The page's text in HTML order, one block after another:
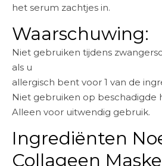
het serum zachtjes in.
Waarschuwing:
Niet gebruiken tijdens
als u
allergisch bent voor 1 van de
Niet gebruiken op beschadigde
Alleen voor uitwendig gebruik.
Ingrediënten
Collageen